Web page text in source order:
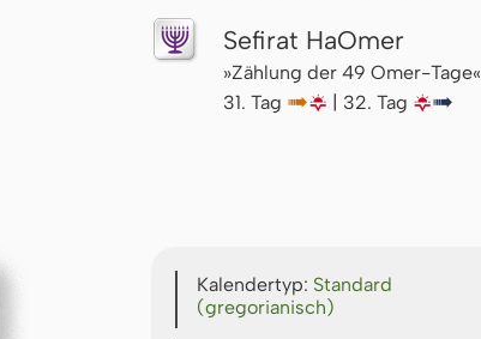
Sefirat HaOmer
»Zählung der 49 Omer-Tage«
31. Tag ↦🌇 | 32. Tag 🌇↦
Kalendertyp: Standard
(gregorianisch)